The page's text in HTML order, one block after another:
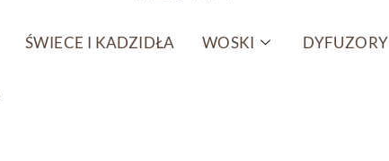
ŚWIECE I KADZIDŁA WOSKI DYFUZORY